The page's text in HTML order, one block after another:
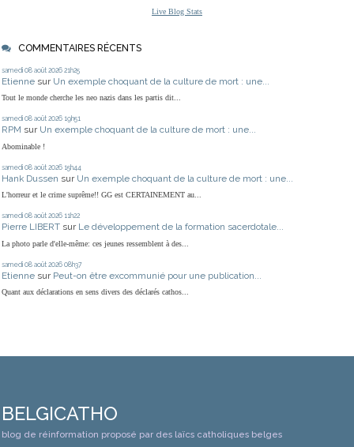
Live Blog Stats
COMMENTAIRES RÉCENTS
samedi 08 août 2026 21h25
Etienne sur Un exemple choquant de la culture de mort : une...
Tout le monde cherche les neo nazis dans les partis dit...
samedi 08 août 2026 19h51
RPM sur Un exemple choquant de la culture de mort : une...
Abominable !
samedi 08 août 2026 15h44
Hank Dussen sur Un exemple choquant de la culture de mort : une...
L'horreur et le crime suprême!! GG est CERTAINEMENT au...
samedi 08 août 2026 11h22
Pierre LIBERT sur Le développement de la formation sacerdotale...
La photo parle d'elle-même: ces jeunes ressemblent à des...
samedi 08 août 2026 08h37
Etienne sur Peut-on être excommunié pour une publication...
Quant aux déclarations en sens divers des déclarés cathos...
BELGICATHO
blog de réinformation proposé par des laïcs catholiques belges